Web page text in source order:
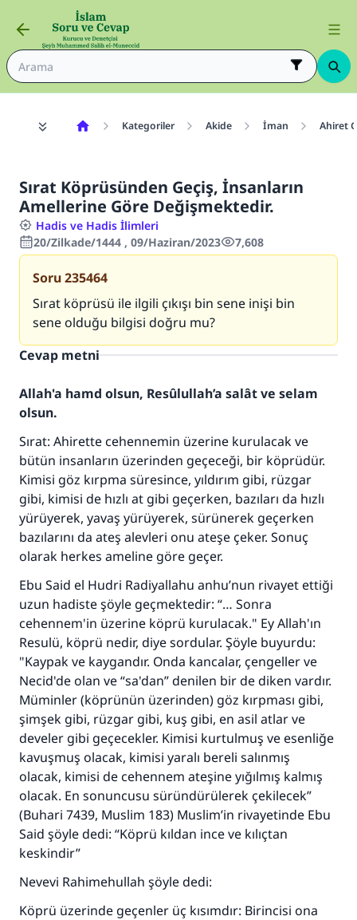
Kategoriler Akide İman Ahiret
Sırat Köprüsünden Geçiş, İnsanların
Amellerine Göre Değişmektedir.
Hadis ve Hadis İlimleri
20/Zilkade/1444 , 09/Haziran/2023
7,608
Soru235464
Sırat köprüsü ile ilgili çıkışı bin sene inişi bin
sene olduğu bilgisi doğru mu?
Cevap metni
Allah'a hamd olsun, Resûlullah’a salât ve selam
olsun.
Sırat: Ahirette cehennemin üzerine kurulacak ve
bütün insanların üzerinden geçeceği, bir köprüdür.
Kimisi göz kırpma süresince, yıldırım gibi, rüzgar
gibi, kimisi de hızlı at gibi geçerken, bazıları da hızlı
yürüyerek, yavaş yürüyerek, sürünerek geçerken
bazılarını da ateş alevleri onu ateşe çeker. Sonuç
olarak herkes ameline göre geçer.
Ebu Said el Hudri Radiyallahu anhu’nun rivayet ettiği
uzun hadiste şöyle geçmektedir: “… Sonra
cehennem'in üzerine köprü kurulacak." Ey Allah'ın
Resulü, köprü nedir, diye sordular. Şöyle buyurdu:
"Kaypak ve kaygandır. Onda kancalar, çengeller ve
Necid'de olan ve “sa'dan” denilen bir de diken vardır.
Müminler (köprünün üzerinden) göz kırpması gibi,
şimşek gibi, rüzgar gibi, kuş gibi, en asil atlar ve
develer gibi geçecekler. Kimisi kurtulmuş ve esenliğe
kavuşmuş olacak, kimisi yaralı bereli salınmış
olacak, kimisi de cehennem ateşine yığılmış kalmış
olacak. En sonuncusu süründürülerek çekilecek”
(Buhari 7439, Muslim 183) Muslim’in rivayetinde Ebu
Said şöyle dedi: “Köprü kıldan ince ve kılıçtan
keskindir”
Nevevi Rahimehullah şöyle dedi:
Köprü üzerinde geçenler üç kısımdır: Birincisi ona